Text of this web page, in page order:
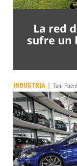
La red
sufre un
INDUSTRIA | Toni